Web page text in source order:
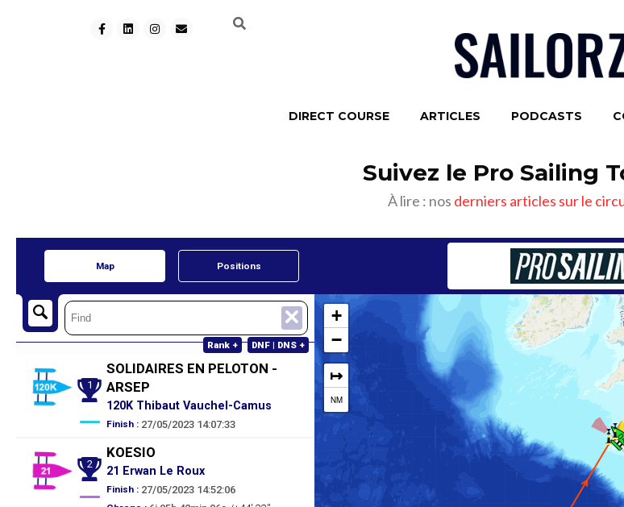
DIRECT COURSE ARTICLES PODCASTS
Suivez le Pro Sailing
À lire : nos derniers articles sur le